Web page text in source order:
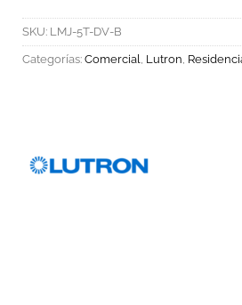
SKU: LMJ-5T-DV-B
Categorías: Comercial, Lutron,